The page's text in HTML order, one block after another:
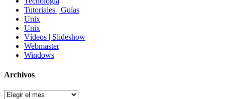
Tutoriales | Guías
Unix
Unix
Vídeos | Slideshow
Webmaster
Windows
Archivos
Archivos